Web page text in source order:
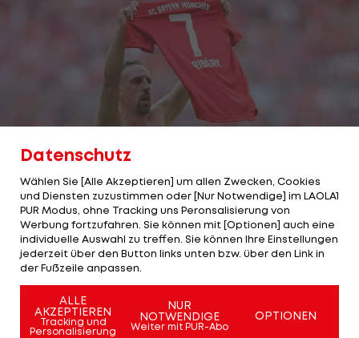
2/23 Foto: getty
#18 - Franck Ribéry - 30 Millionen Euro
Position:Linksaußen
Abgebender Verein:
Olympique Marseille
(2007/08)
Datenschutz
Wählen Sie [Alle Akzeptieren] um allen Zwecken, Cookies
und Diensten zuzustimmen oder [Nur Notwendige] im LAOLA1
PUR Modus, ohne Tracking uns Peronsalisierung von
Werbung fortzufahren. Sie können mit [Optionen] auch eine
individuelle Auswahl zu treffen. Sie können Ihre Einstellungen
jederzeit über den Button links unten bzw. über den Link in
der Fußzeile anpassen.
ALLE
AKZEPTIEREN
Tracking und
Personalisierung
NUR
NOTWENDIGE
Weiter mit PUR-Abo
OPTIONEN